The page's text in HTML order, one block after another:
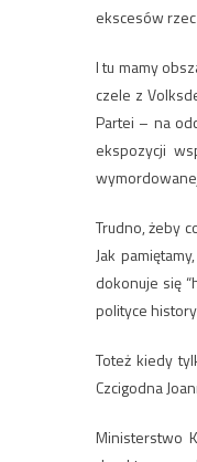
ekscesów
I tu mamy
czele z
Partei – na
ekspozycji
Trudno, żeby
Jak
dokonuje się
polityce
Toteż kiedy
Czcigodna
Ministerstwo